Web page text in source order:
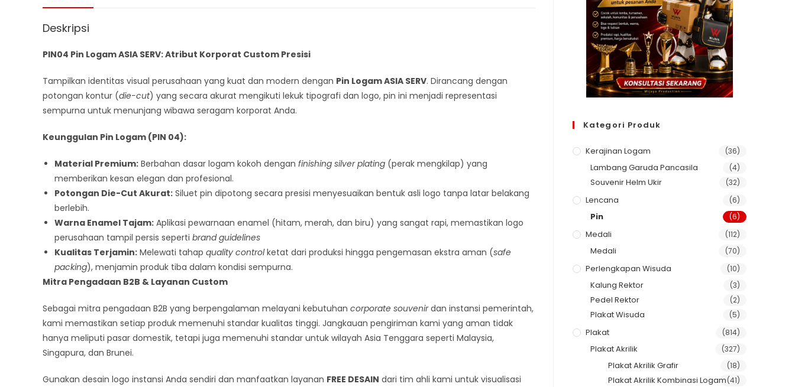
Deskripsi
PIN04 Pin Logam ASIA SERV: Atribut Korporat Custom Presisi
Tampilkan identitas visual perusahaan yang kuat dan modern dengan Pin Logam ASIA SERV. Dirancang dengan
potongan kontur (die-cut) yang secara akurat mengikuti lekuk tipografi dan logo, pin ini menjadi representasi
sempurna untuk menunjang wibawa seragam korporat Anda.
Keunggulan Pin Logam (PIN 04):
Material Premium: Berbahan dasar logam kokoh dengan finishing silver plating (perak mengkilap) yang
memberikan kesan elegan dan profesional.
Potongan Die-Cut Akurat: Siluet pin dipotong secara presisi menyesuaikan bentuk asli logo tanpa latar belakang
berlebih.
Warna Enamel Tajam: Aplikasi pewarnaan enamel (hitam, merah, dan biru) yang sangat rapi, memastikan logo
perusahaan tampil persis seperti brand guidelines
Kualitas Terjamin: Melewati tahap quality controlketat dari produksi hingga pengemasan ekstra aman (safe
packing), menjamin produk tiba dalam kondisi sempurna.
Mitra Pengadaan B2B & Layanan Custom
Sebagai mitra pengadaan B2B yang berpengalaman melayani kebutuhan corporate souvenirdan instansi pemerintah,
kami memastikan setiap produk memenuhi standar kualitas tinggi. Jangkauan pengiriman kami yang aman tidak
hanya meliputi pasar domestik, tetapi juga memenuhi standar untuk wilayah Asia Tenggara seperti Malaysia,
Singapura, dan Brunei.
Gunakan desain logo instansi Anda sendiri dan manfaatkan layanan FREE DESAIN dari tim ahli kami untuk visualisasi
Kategori Produk
Kerajinan Logam (36)
Lambang Garuda Pancasila (4)
Souvenir Helm Ukir (32)
Lencana (6)
Pin (6)
Medali (112)
Medali (70)
Perlengkapan Wisuda (10)
Kalung Rektor (3)
Pedel Rektor (2)
Plakat Wisuda (5)
Plakat (814)
Plakat Akrilik (327)
Plakat Akrilik Grafir (18)
Plakat Akrilik Kombinasi Logam(41)